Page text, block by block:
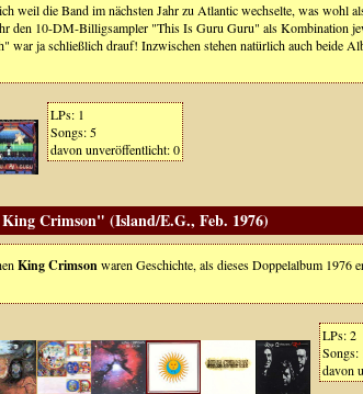
weil die Band im nächsten Jahr zu Atlantic wechselte, was wohl
den 10-DM-Billigsampler "This Is Guru Guru" als Kombination
war ja schließlich drauf! Inzwischen stehen natürlich auch beide
LPs: 1
Songs: 5
davon unveröffentlicht: 0
Crimson" (Island/E.G., Feb. 1976)
King Crimsonwaren Geschichte, als dieses Doppelalbum
LPs: 2
Songs:
davon